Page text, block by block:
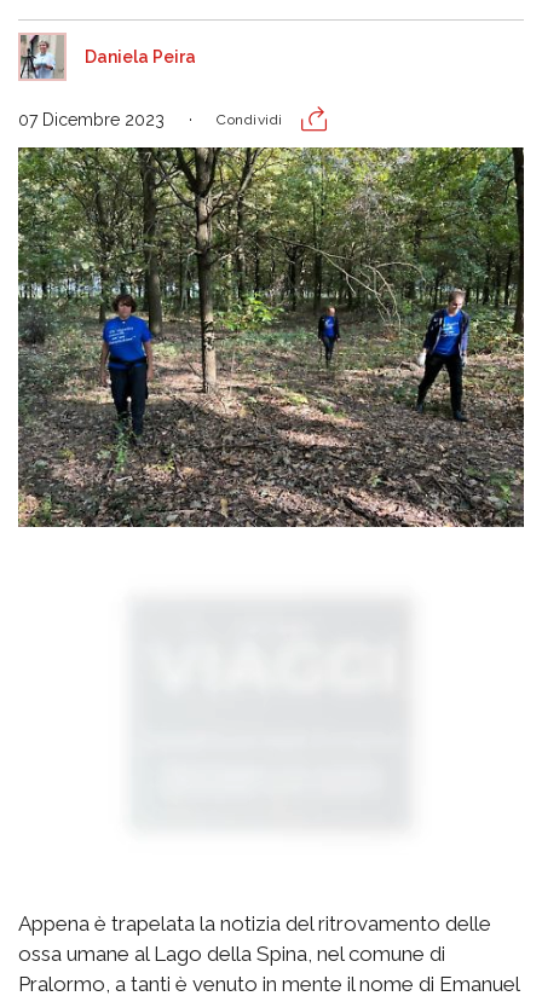
Daniela Peira
07 Dicembre 2023 Condividi
Appena è trapelata la notizia del ritrovamento delle
ossa umane al Lago della Spina, nel comune di
Pralormo, a tanti è venuto in mente il nome di Emanuel